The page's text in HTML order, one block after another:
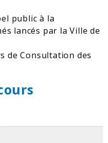
public à la
lancés par la Ville de
de Consultation des